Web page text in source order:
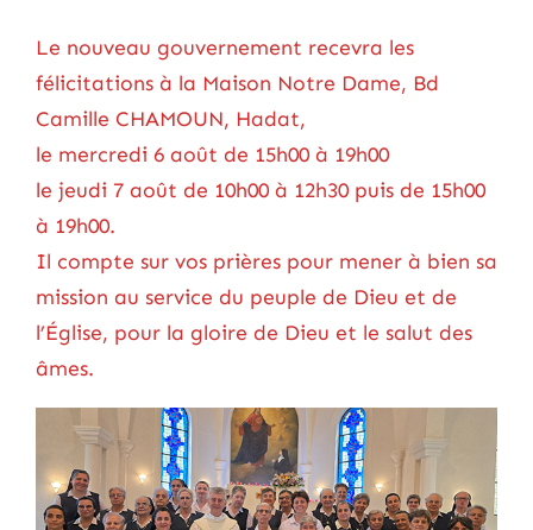
Le nouveau gouvernement recevra les
félicitations à la Maison Notre Dame, Bd
Camille CHAMOUN, Hadat,
le mercredi 6 août de 15h00 à 19h00
le jeudi 7 août de 10h00 à 12h30 puis de 15h00
à 19h00.
Il compte sur vos prières pour mener à bien sa
mission au service du peuple de Dieu et de
l’Église, pour la gloire de Dieu et le salut des
âmes.